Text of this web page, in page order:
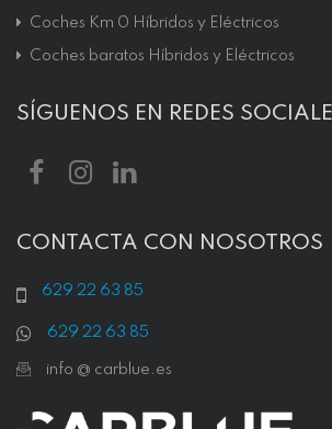
Coches Km 0 Híbridos y Eléctricos
Coches baratos Híbridos y Eléctricos
SÍGUENOS EN REDES
CONTACTA CON NOSOTROS
629 22 63 85
629 22 63 85
info @ carblue.es